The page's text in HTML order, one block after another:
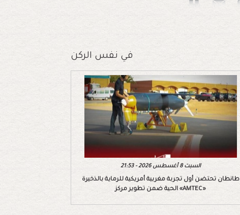
في نفس الركن
السبت 8 أغسطس 2026 - 21:53
طانطان تحتضن أول تجربة مغربية أمريكية للرماية بالذخيرة
الحية ضمن تطوير مركز «AMTEC»